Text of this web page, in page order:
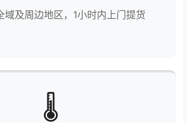
域及周边地区，1小时内上门提货
🌡️